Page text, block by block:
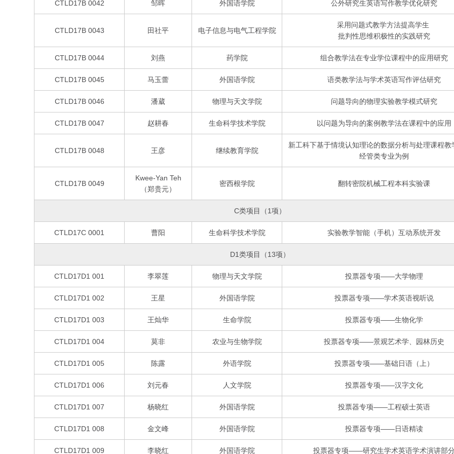
CTLD17B 0042 邹晖 外国语学院 公外研究生英语写作教学优化研究
CTLD17B 0043 田社平 电子信息与电气工程学院
采用问题式教学方法提高学生
批判性思维积极性的实践研究
CTLD17B 0044 刘燕 药学院 组合教学法在专业学位课程中的应用研究
CTLD17B 0045 马玉蕾 外国语学院 语类教学法与学术英语写作评估研究
CTLD17B 0046 潘葳 物理与天文学院 问题导向的物理实验教学模式研究
CTLD17B 0047 赵耕春 生命科学技术学院 以问题为导向的案例教学法在课程中的应用
CTLD17B 0048 王彦 继续教育学院
新工科下基于情境认知理论的数据分析与处理课程教
经管类专业为例
CTLD17B 0049
Kwee-Yan Teh
（郑贵元）
密西根学院 翻转密院机械工程本科实验课
C类项目（1项）
CTLD17C 0001 曹阳 生命科学技术学院 实验教学智能（手机）互动系统开发
D1类项目（13项）
CTLD17D1 001 李翠莲 物理与天文学院 投票器专项——大学物理
CTLD17D1 002 王星 外国语学院 投票器专项——学术英语视听说
CTLD17D1 003 王灿华 生命学院 投票器专项——生物化学
CTLD17D1 004 莫非 农业与生物学院 投票器专项——景观艺术学、园林历史
CTLD17D1 005 陈露 外语学院 投票器专项——基础日语（上）
CTLD17D1 006 刘元春 人文学院 投票器专项——汉字文化
CTLD17D1 007 杨晓红 外国语学院 投票器专项——工程硕士英语
CTLD17D1 008 金文峰 外国语学院 投票器专项——日语精读
CTLD17D1 009 李晓红 外国语学院 投票器专项——研究生学术英语学术演讲部